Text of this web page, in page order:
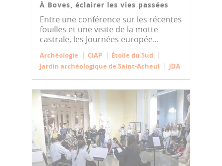
À Boves, éclairer les vies passées
Entre une conférence sur les récentes
fouilles et une visite de la motte
castrale, les Journées europée...
Archéologie CIAP
Étoile du Sud
Jardin archéologique de Saint-Acheul
JDA